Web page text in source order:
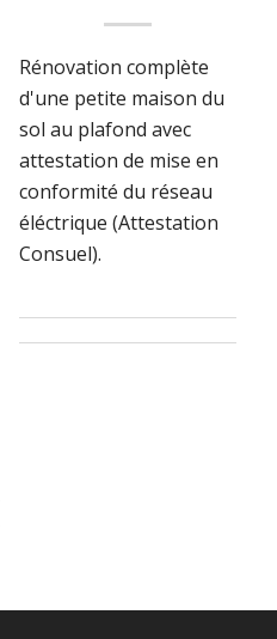
Rénovation complète
d'une petite maison du
sol au plafond avec
attestation de mise en
conformité du réseau
éléctrique (Attestation
Consuel).